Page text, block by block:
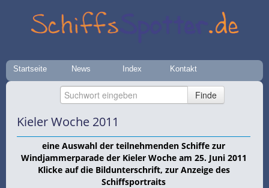
Startseite News Index Kontakt
Kieler Woche 2011
eine Auswahl der teilnehmenden Schiffe zur
Windjammerparade der Kieler Woche am 25. Juni 2011
Klicke auf die Bildunterschrift, zur Anzeige des
Schiffsportraits